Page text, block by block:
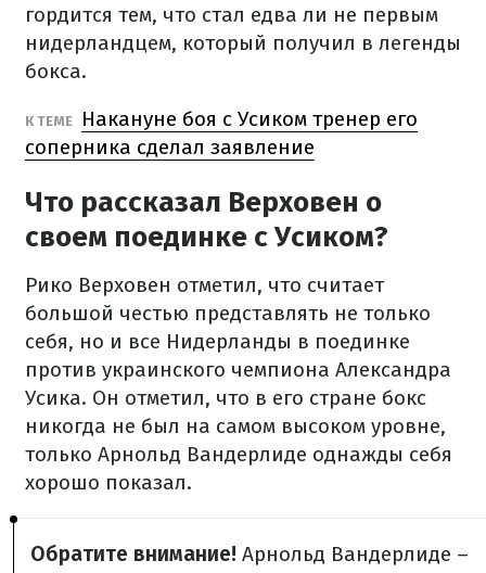
гордится тем, что стал едва ли не первым
нидерландцем, который получил в легенды
бокса.
К ТЕМЕ
Накануне боя с Усиком тренер его
соперника сделал заявление
Что рассказал Верховен о
своем поединке с Усиком?
Рико Верховен отметил, что считает
большой честью представлять не только
себя, но и все Нидерланды в поединке
против украинского чемпиона Александра
Усика. Он отметил, что в его стране бокс
никогда не был на самом высоком уровне,
только Арнольд Вандерлиде однажды себя
хорошо показал.
Обратите внимание! Арнольд Вандерлиде –